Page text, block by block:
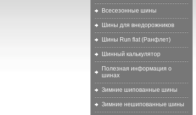
Всесезонные шины
Шины для внедорожников
Шины Run flat (Ранфлет)
Шинный калькулятор
Полезная информация о
шинах
Зимние шипованные шины
Зимние нешипованные шины